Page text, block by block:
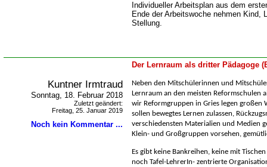
Individueller Arbeitsplan aus dem
Ende der Arbeitswoche nehmen Kind,
Stellung.
Der Lernraum als dritter Pädagoge
Kuntner Irmtraud
Sonntag, 18. Februar 2018
Zuletzt geändert:
Freitag, 25. Januar 2019
Noch kein Kommentar ...
Neben den Mitschülerinnen und
Lernraum an den meisten Reformschulen
wir Reformgruppen in Gries legen großen
sollen bewegtes Lernen zulassen,
verschiedensten Materialien und Medien
Klein- und Großgruppen vorsehen,
Es gibt keine Bankreihen, keine mit
noch Tafel-LehrerIn- zentrierte